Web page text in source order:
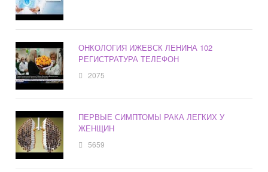
ОНКОЛОГИЯ ИЖЕВСК ЛЕНИНА 102
РЕГИСТРАТУРА ТЕЛЕФОН
2075
ПЕРВЫЕ СИМПТОМЫ РАКА ЛЕГКИХ У
ЖЕНЩИН
5659